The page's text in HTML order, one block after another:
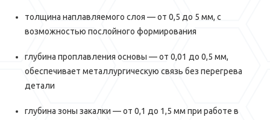
толщина наплавляемого слоя — от 0,5 до 5 мм, с
возможностью послойного формирования
глубина проплавления основы — от 0,01 до 0,5 мм,
обеспечивает металлургическую связь без перегрева
детали
глубина зоны закалки — от 0,1 до 1,5 мм при работе в